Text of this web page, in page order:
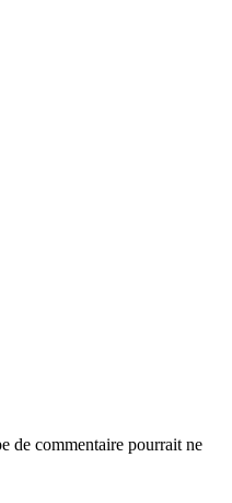
de commentaire pourrait ne